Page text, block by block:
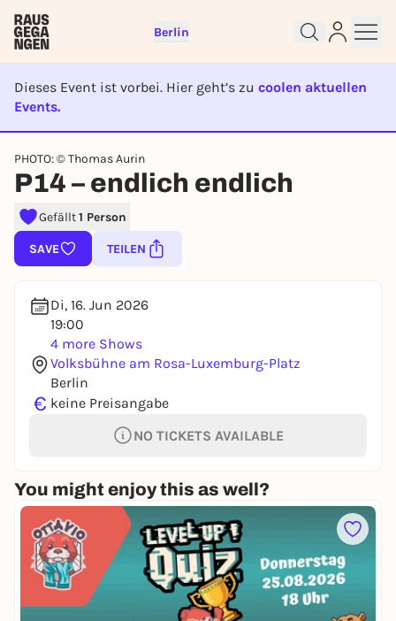
Berlin
Dieses Event ist vorbei. Hier geht’s zu coolen aktuellen
Events.
EVENT IST BEENDET
PHOTO: © Thomas Aurin
P14 – endlich endlich
Gefällt1 Person
SAVE TEILEN
Di, 16. Jun 2026
19:00
4 more Shows
Volksbühne am Rosa-Luxemburg-Platz
Berlin
€ keine Preisangabe
NO TICKETS AVAILABLE
You might enjoy this as well?
Sign up for free and get started
right away
To like events, follow pages, or participate in
lotteries, you need a free Rausgegangen account.
REGISTER FOR FREE NOW